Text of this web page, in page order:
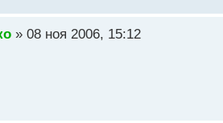
» 08 ноя 2006, 15:12